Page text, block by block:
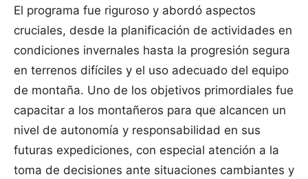
El programa fue riguroso y abordó aspectos
cruciales, desde la planificación de actividades en
condiciones invernales hasta la progresión segura
en terrenos difíciles y el uso adecuado del equipo
de montaña. Uno de los objetivos primordiales fue
capacitar a los montañeros para que alcancen un
nivel de autonomía y responsabilidad en sus
futuras expediciones, con especial atención a la
toma de decisiones ante situaciones cambiantes y